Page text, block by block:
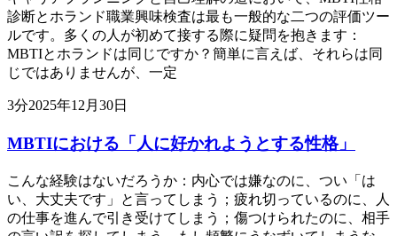
診断とホランド職業興味検査は最も一般的な二つの評価ツー
ルです。多くの人が初めて接する際に疑問を抱きます：
MBTIとホランドは同じですか？簡単に言えば、それらは同
じではありませんが、一定
3分2025年12月30日
MBTIにおける「人に好かれようとする性格」
こんな経験はないだろうか：内心では嫌なのに、つい「は
い、大丈夫です」と言ってしまう；疲れ切っているのに、人
の仕事を進んで引き受けてしまう；傷つけられたのに、相手